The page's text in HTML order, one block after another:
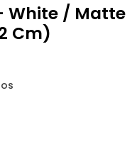
White / Matte
Cm)